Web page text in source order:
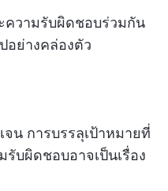
ความรับผิดชอบร่วมกัน
อย่างคล่องตัว
น การบรรลุเป้าหมายที่
บผิดชอบอาจเป็นเรื่อง